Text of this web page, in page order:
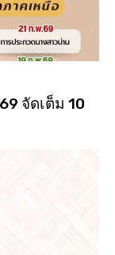
จัดเต็ม 10